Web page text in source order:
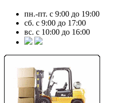
пн.-пт. с 9:00 до 19:00
сб. с 9:00 до 17:00
вс. с 10:00 до 16:00